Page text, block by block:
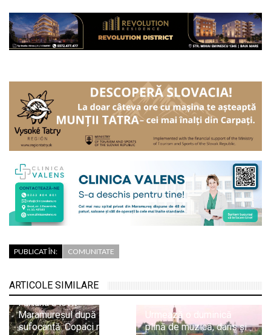
PUBLICAT ÎN: COMUNITATE
ARTICOLE SIMILARE
Furtuna a lovit
Maramureșul după o zi
sufocantă. Copaci rupți,
Urmează o duminică
plină de muzică, dans și